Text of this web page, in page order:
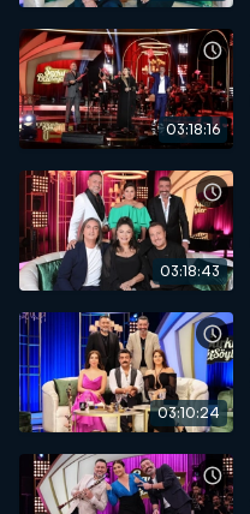
03:18:16
03:18:43
03:10:24